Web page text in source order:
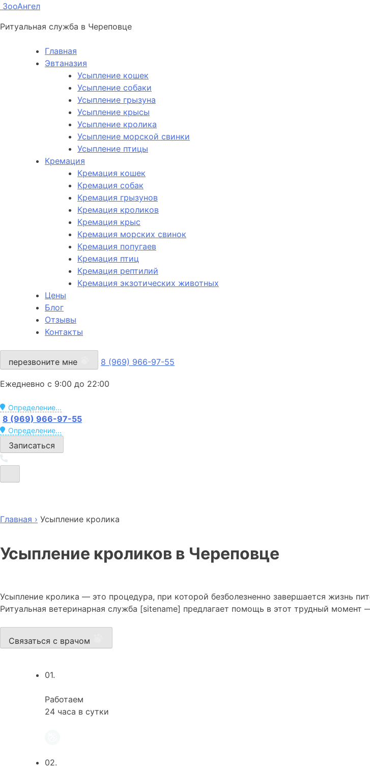
ЗооАнгел
Ритуальная служба в Череповце
Главная
Эвтаназия
Усыпление кошек
Усыпление собаки
Усыпление грызуна
Усыпление крысы
Усыпление кролика
Усыпление морской свинки
Усыпление птицы
Кремация
Кремация кошек
Кремация собак
Кремация грызунов
Кремация кроликов
Кремация крыс
Кремация морских свинок
Кремация попугаев
Кремация птиц
Кремация рептилий
Кремация экзотических животных
Цены
Блог
Отзывы
Контакты
перезвоните мне 8 (969) 966-97-55
Ежедневно с 9:00 до 22:00
Определение...
8 (969) 966-97-55
Определение...
Записаться
Главная › Усыпление кролика
Усыпление кроликов в Череповце
Усыпление кролика — это процедура, при которой безболезненно завершается жизнь
Ритуальная ветеринарная служба [sitename] предлагает помощь в этот трудный
Связаться с врачом
01.
Работаем
24 часа в сутки
02.